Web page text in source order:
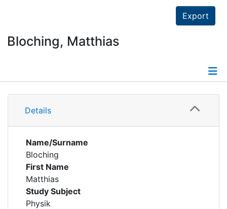
Export
Bloching, Matthias
Details
Details
Name/Surname
Bloching
First Name
Matthias
Study Subject
Physik